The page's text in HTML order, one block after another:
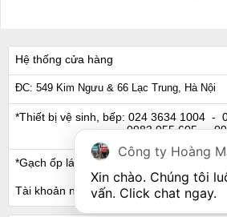
Hệ thống cửa hàng
ĐC: 549 Kim Ngưu & 66 Lạc Trung, Hà Nội
*Thiết bị vệ sinh, bếp: 024 3634 1004 -
0983 055 605-
*Gạch ốp lát, Ngói: 024 3632 0280 -
Tài khoản ngân hàng
Công ty Hoàng
Xin chào. Chúng tôi
vấn. Click chat ngay.